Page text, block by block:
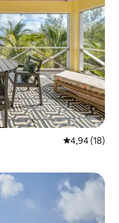
Gemiddelde
4,94 (18)